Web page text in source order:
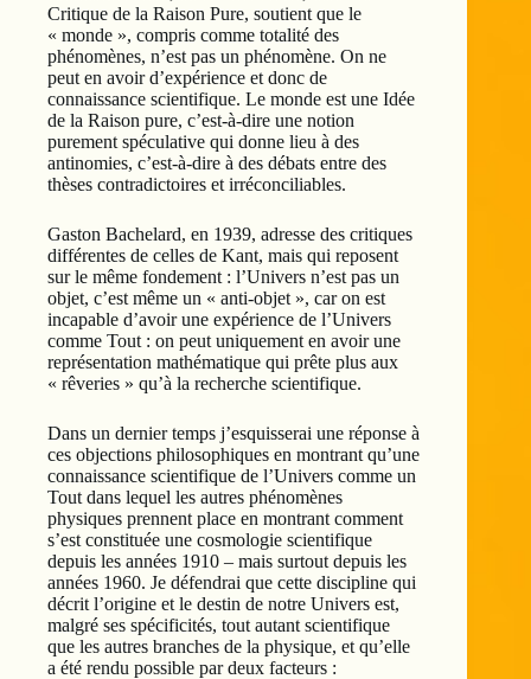
Critique de la Raison Pure, soutient que le
« monde », compris comme totalité des
phénomènes, n’est pas un phénomène. On ne
peut en avoir d’expérience et donc de
connaissance scientifique. Le monde est une Idée
de la Raison pure, c’est-à-dire une notion
purement spéculative qui donne lieu à des
antinomies, c’est-à-dire à des débats entre des
thèses contradictoires et irréconciliables.
Gaston Bachelard, en 1939, adresse des critiques
différentes de celles de Kant, mais qui reposent
sur le même fondement : l’Univers n’est pas un
objet, c’est même un « anti-objet », car on est
incapable d’avoir une expérience de l’Univers
comme Tout : on peut uniquement en avoir une
représentation mathématique qui prête plus aux
« rêveries » qu’à la recherche scientifique.
Dans un dernier temps j’esquisserai une réponse à
ces objections philosophiques en montrant qu’une
connaissance scientifique de l’Univers comme un
Tout dans lequel les autres phénomènes
physiques prennent place en montrant comment
s’est constituée une cosmologie scientifique
depuis les années 1910 – mais surtout depuis les
années 1960. Je défendrai que cette discipline qui
décrit l’origine et le destin de notre Univers est,
malgré ses spécificités, tout autant scientifique
que les autres branches de la physique, et qu’elle
a été rendu possible par deux facteurs :